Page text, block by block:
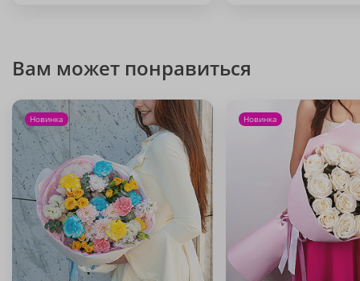
Вам может понравиться
Новинка Новинка